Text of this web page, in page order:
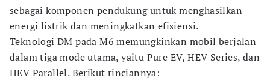
sebagai komponen pendukung untuk menghasilkan
energi listrik dan meningkatkan efisiensi.
Teknologi DM pada M6 memungkinkan mobil berjalan
dalam tiga mode utama, yaitu Pure EV, HEV Series, dan
HEV Parallel. Berikut rinciannya: